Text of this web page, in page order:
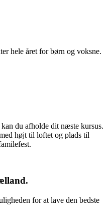
hele året for børn og voksne.
du afholde dit næste kursus.
højt til loftet og plads til
for at lave den bedste